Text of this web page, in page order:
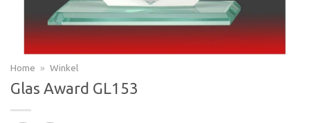
Home » Winkel
Glas Award GL153